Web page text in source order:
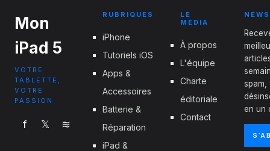
Mon
iPad 5
VOTRE
TABLETTE,
VOTRE
PASSION
f 𝕏 ≋
RUBRIQUES
iPhone
Tutoriels iOS
Apps &
Accessoires
Batterie &
Réparation
iPad &
LE
MÉDIA
À propos
L'équipe
Charte
éditoriale
Contact
spam,
en un